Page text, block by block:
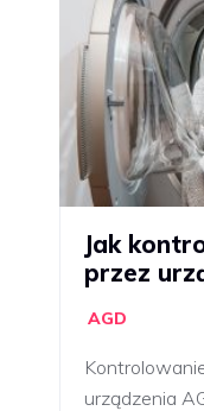
Jak
przez
AGD
urządzenia